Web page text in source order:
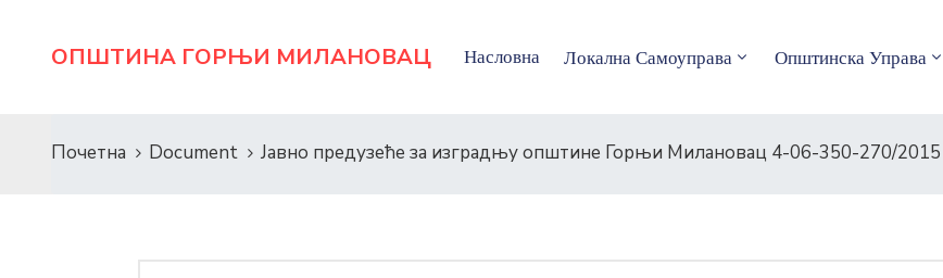
ОПШТИНА ГОРЊИ МИЛАНОВАЦ Насловна Локална Самоуправа Општинска Управа
Почетна Document Јавно предузеће за изградњу општине Горњи Милановац 4-06-350-270/2015